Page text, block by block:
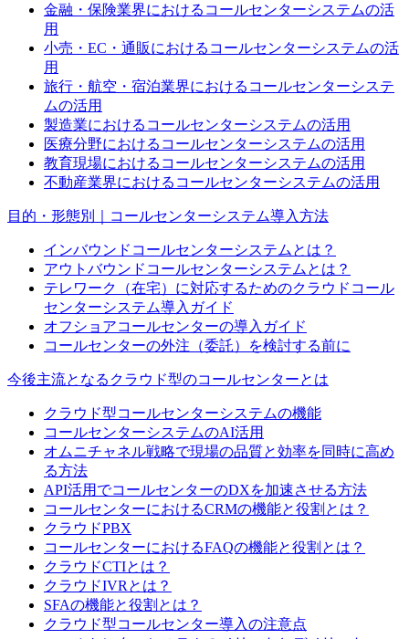
金融・保険業界におけるコールセンターシステムの活
用
小売・EC・通販におけるコールセンターシステムの活
用
旅行・航空・宿泊業界におけるコールセンターシステ
ムの活用
製造業におけるコールセンターシステムの活用
医療分野におけるコールセンターシステムの活用
教育現場におけるコールセンターシステムの活用
不動産業界におけるコールセンターシステムの活用
目的・形態別｜コールセンターシステム導入方法
インバウンドコールセンターシステムとは？
アウトバウンドコールセンターシステムとは？
テレワーク（在宅）に対応するためのクラウドコール
センターシステム導入ガイド
オフショアコールセンターの導入ガイド
コールセンターの外注（委託）を検討する前に
今後主流となるクラウド型のコールセンターとは
クラウド型コールセンターシステムの機能
コールセンターシステムのAI活用
オムニチャネル戦略で現場の品質と効率を同時に高め
る方法
API活用でコールセンターのDXを加速させる方法
コールセンターにおけるCRMの機能と役割とは？
クラウドPBX
コールセンターにおけるFAQの機能と役割とは？
クラウドCTIとは？
クラウドIVRとは？
SFAの機能と役割とは？
クラウド型コールセンター導入の注意点